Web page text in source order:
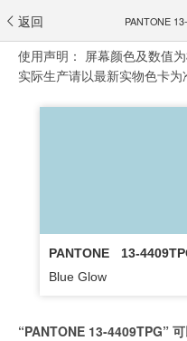
返回 PANTONE
使用声明： 屏幕颜色及数值
实际生产请以最新实物色卡为
PANTONE
13-
Blue Glow
“PANTONE 13-4409TPG”